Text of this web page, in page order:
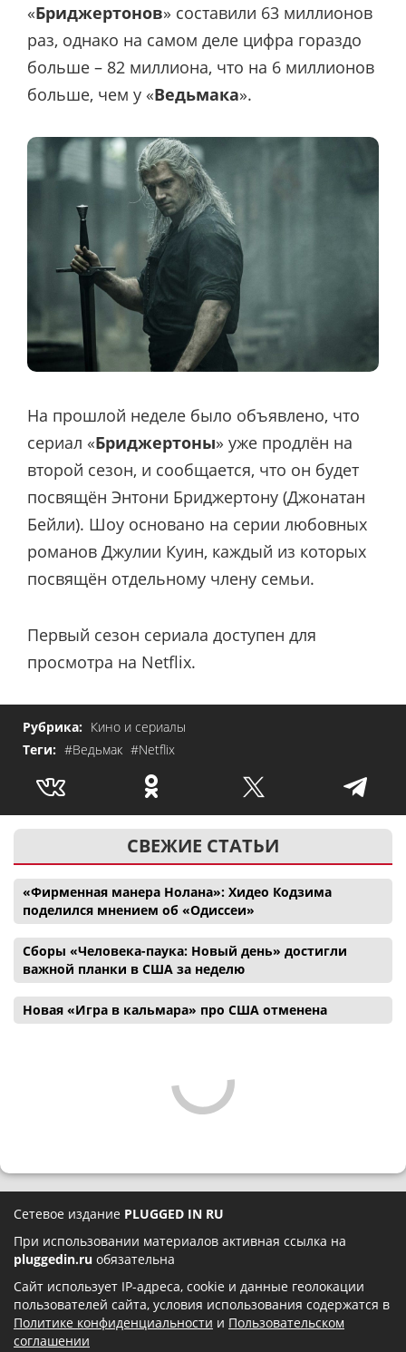
«Бриджертонов» составили 63 миллионов
раз, однако на самом деле цифра гораздо
больше – 82 миллиона, что на 6 миллионов
больше, чем у «Ведьмака».
На прошлой неделе было объявлено, что
сериал «Бриджертоны» уже продлён на
второй сезон, и сообщается, что он будет
посвящён Энтони Бриджертону (Джонатан
Бейли). Шоу основано на серии любовных
романов Джулии Куин, каждый из которых
посвящён отдельному члену семьи.
Первый сезон сериала доступен для
просмотра на Netflix.
Рубрика: Кино и сериалы
Теги: #Ведьмак #Netflix
СВЕЖИЕ СТАТЬИ
«Фирменная манера Нолана»: Хидео Кодзима
поделился мнением об «Одиссеи»
Сборы «Человека-паука: Новый день» достигли
важной планки в США за неделю
Новая «Игра в кальмара» про США отменена
Сетевое издание PLUGGED IN RU
При использовании материалов активная ссылка на
pluggedin.ru обязательна
Сайт использует IP-адреса, cookie и данные геолокации
пользователей сайта, условия использования содержатся в
Политике конфиденциальности и Пользовательском
соглашении